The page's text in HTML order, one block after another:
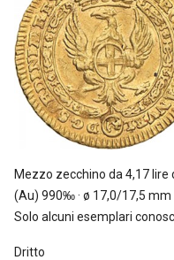
Mezzo zecchino da 4,17 lire
(Au) 990‰ · ø 17,0/17,5 mm
Solo alcuni esemplari
Dritto